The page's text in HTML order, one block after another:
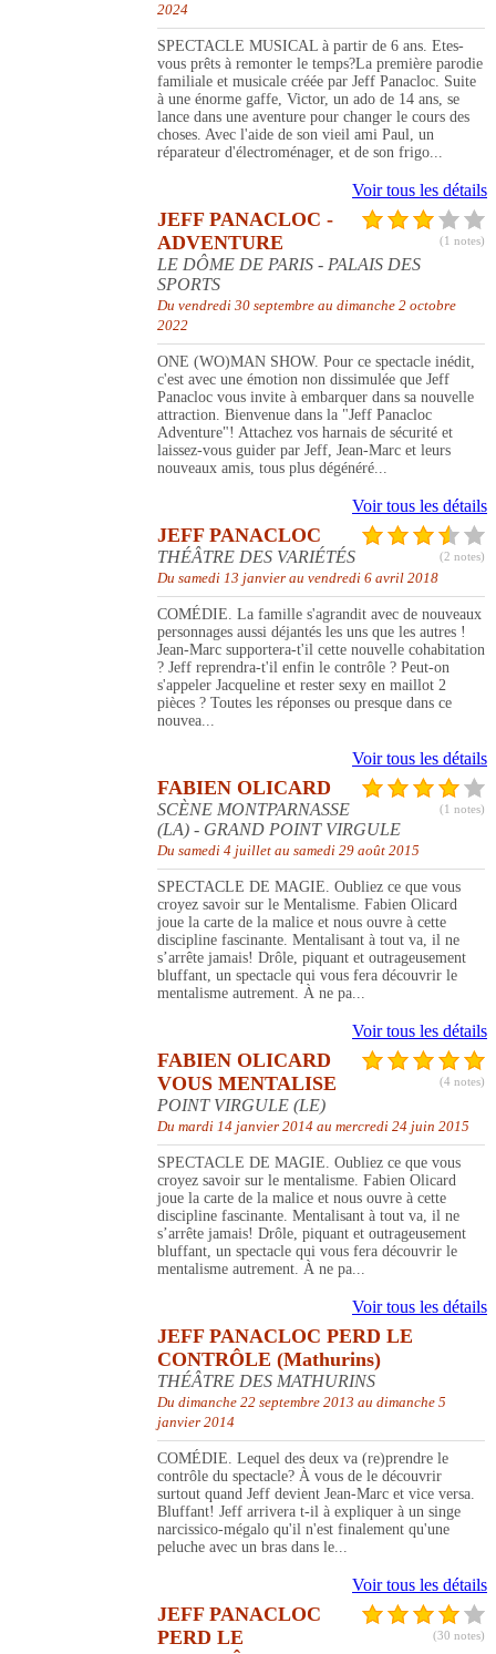
2024
SPECTACLE MUSICAL à partir de 6 ans. Etes-
vous prêts à remonter le temps?La première parodie
familiale et musicale créée par Jeff Panacloc. Suite
à une énorme gaffe, Victor, un ado de 14 ans, se
lance dans une aventure pour changer le cours des
choses. Avec l'aide de son vieil ami Paul, un
réparateur d'électroménager, et de son frigo...
Voir tous les détails
(1 notes)
JEFF PANACLOC -
ADVENTURE
LE DÔME DE PARIS - PALAIS DES
SPORTS
Du vendredi 30 septembre au dimanche 2 octobre
2022
ONE (WO)MAN SHOW. Pour ce spectacle inédit,
c'est avec une émotion non dissimulée que Jeff
Panacloc vous invite à embarquer dans sa nouvelle
attraction. Bienvenue dans la "Jeff Panacloc
Adventure"! Attachez vos harnais de sécurité et
laissez-vous guider par Jeff, Jean-Marc et leurs
nouveaux amis, tous plus dégénéré...
Voir tous les détails
(2 notes)
JEFF PANACLOC
THÉÂTRE DES VARIÉTÉS
Du samedi 13 janvier au vendredi 6 avril 2018
COMÉDIE. La famille s'agrandit avec de nouveaux
personnages aussi déjantés les uns que les autres !
Jean-Marc supportera-t'il cette nouvelle cohabitation
? Jeff reprendra-t'il enfin le contrôle ? Peut-on
s'appeler Jacqueline et rester sexy en maillot 2
pièces ? Toutes les réponses ou presque dans ce
nouvea...
Voir tous les détails
(1 notes)
FABIEN OLICARD
SCÈNE MONTPARNASSE
(LA) - GRAND POINT VIRGULE
Du samedi 4 juillet au samedi 29 août 2015
SPECTACLE DE MAGIE. Oubliez ce que vous
croyez savoir sur le Mentalisme. Fabien Olicard
joue la carte de la malice et nous ouvre à cette
discipline fascinante. Mentalisant à tout va, il ne
s’arrête jamais! Drôle, piquant et outrageusement
bluffant, un spectacle qui vous fera découvrir le
mentalisme autrement. À ne pa...
Voir tous les détails
(4 notes)
FABIEN OLICARD
VOUS MENTALISE
POINT VIRGULE (LE)
Du mardi 14 janvier 2014 au mercredi 24 juin 2015
SPECTACLE DE MAGIE. Oubliez ce que vous
croyez savoir sur le mentalisme. Fabien Olicard
joue la carte de la malice et nous ouvre à cette
discipline fascinante. Mentalisant à tout va, il ne
s’arrête jamais! Drôle, piquant et outrageusement
bluffant, un spectacle qui vous fera découvrir le
mentalisme autrement. À ne pa...
Voir tous les détails
JEFF PANACLOC PERD LE
CONTRÔLE (Mathurins)
THÉÂTRE DES MATHURINS
Du dimanche 22 septembre 2013 au dimanche 5
janvier 2014
COMÉDIE. Lequel des deux va (re)prendre le
contrôle du spectacle? À vous de le découvrir
surtout quand Jeff devient Jean-Marc et vice versa.
Bluffant! Jeff arrivera t-il à expliquer à un singe
narcissico-mégalo qu'il n'est finalement qu'une
peluche avec un bras dans le...
Voir tous les détails
(30 notes)
JEFF PANACLOC
PERD LE